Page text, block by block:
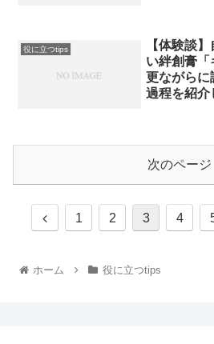
役に立つtips
【体験談
い絆創膏
更ながらに
過程を紹介
次のページ
1 2 3 4
ホーム 役に立つtips